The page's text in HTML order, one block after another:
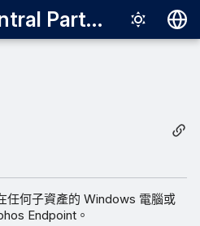
Sophos Central Partner
Italiano
日本語
任何子資產的 Windows 電腦或
Endpoint。